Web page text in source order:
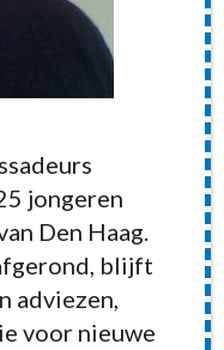
jongeren
Den Haag.
blijft
adviezen,
voor nieuwe